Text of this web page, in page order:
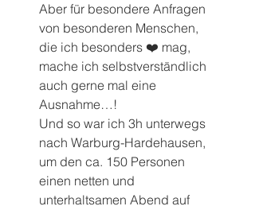
Aber für besondere Anfragen
von besonderen Menschen,
die ich besonders ❤️ mag,
mache ich selbstverständlich
auch gerne mal eine
Ausnahme…!
Und so war ich 3h unterwegs
nach Warburg-Hardehausen,
um den ca. 150 Personen
einen netten und
unterhaltsamen Abend auf